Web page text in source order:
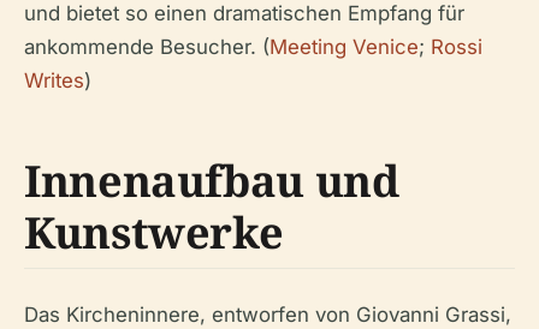
und bietet so einen dramatischen Empfang für
ankommende Besucher. (Meeting Venice; Rossi
Writes)
Innenaufbau und
Kunstwerke
Das Kircheninnere, entworfen von Giovanni Grassi,